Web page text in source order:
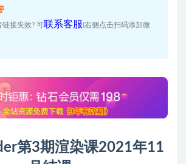
接失效? 可 联系客服(右侧点击扫码添加微
第3期渲染课2021年11